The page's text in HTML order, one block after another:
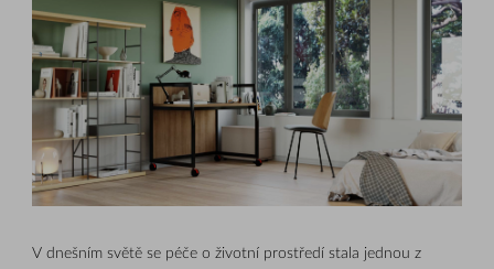
V dnešním světě se péče o životní prostředí stala jednou z